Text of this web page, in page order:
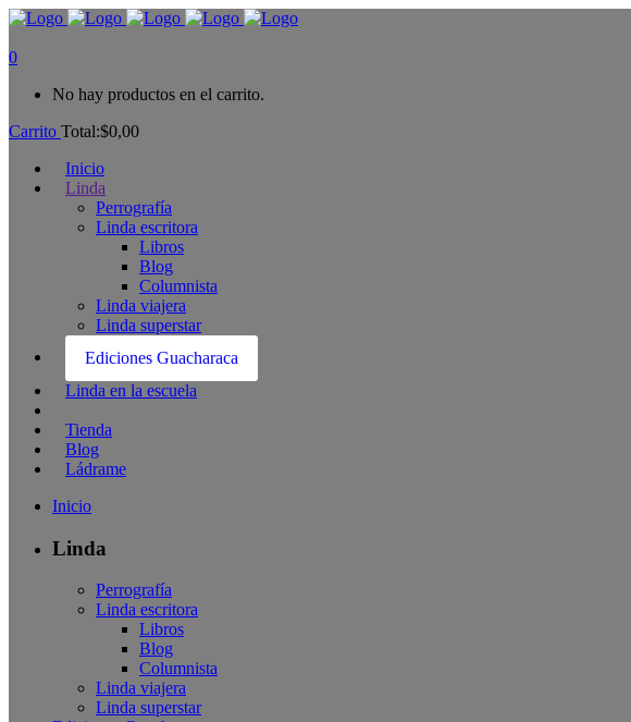
0
No hay productos en el carrito.
Carrito Total:$0,00
Inicio
Linda
Perrografía
Linda escritora
Libros
Blog
Columnista
Linda viajera
Linda superstar
Ediciones Guacharaca
Linda en la escuela
Tienda
Blog
Ládrame
Inicio
Linda
Perrografía
Linda escritora
Libros
Blog
Columnista
Linda viajera
Linda superstar